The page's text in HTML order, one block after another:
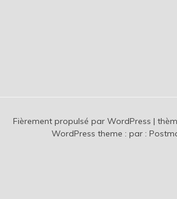
Fièrement propulsé par WordPress |
WordPress theme : par :